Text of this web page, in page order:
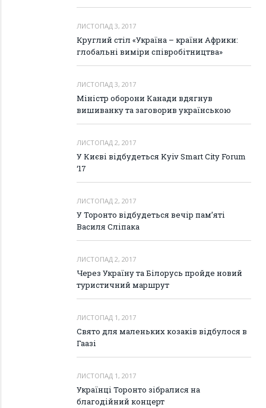
ЛИСТОПАД 3, 2017
Круглий стіл «Україна – країни Африки:
глобальні виміри співробітництва»
ЛИСТОПАД 3, 2017
Міністр оборони Канади вдягнув
вишиванку та заговорив українською
ЛИСТОПАД 2, 2017
У Києві відбудеться Kyiv Smart City Forum
‘17
ЛИСТОПАД 2, 2017
У Торонто відбудеться вечір пам’яті
Василя Сліпака
ЛИСТОПАД 2, 2017
Через Україну та Білорусь пройде новий
туристичний маршрут
ЛИСТОПАД 1, 2017
Свято для маленьких козаків відбулося в
Гаазі
ЛИСТОПАД 1, 2017
Українці Торонто зібралися на
благодійний концерт